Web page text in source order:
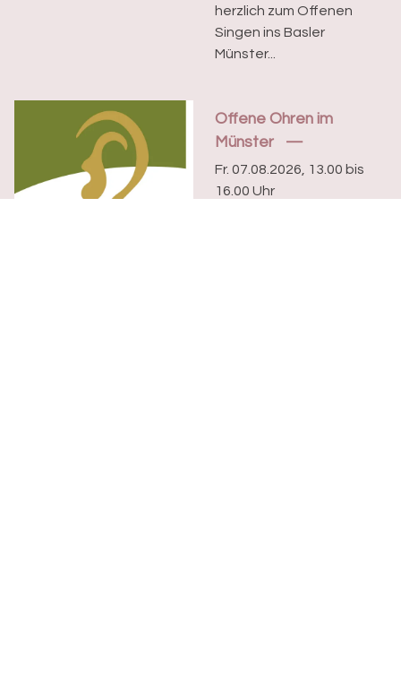
herzlich zum Offenen
Singen ins Basler
Münster...
Offene Ohren im
Münster
Fr. 07.08.2026, 13.00 bis
16.00 Uhr